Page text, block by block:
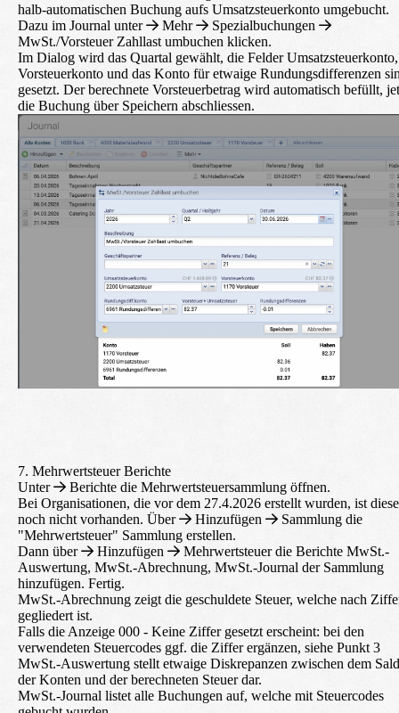
halb-automatischen Buchung aufs Umsatzsteuerkonto umgebucht.
Dazu im Journal unter
Mehr
Spezialbuchungen
MwSt./Vorsteuer Zahllast umbuchen klicken.
Im Dialog wird das Quartal gewählt, die Felder Umsatzsteuerkonto,
Vorsteuerkonto und das Konto für etwaige Rundungsdifferenzen
gesetzt. Der berechnete Vorsteuerbetrag wird automatisch befüllt,
die Buchung über Speichern abschliessen.
7. Mehrwertsteuer Berichte
Unter
Berichte die Mehrwertsteuersammlung öffnen.
Bei Organisationen, die vor dem 27.4.2026 erstellt wurden, ist diese
noch nicht vorhanden. Über
Hinzufügen Sammlung die
"Mehrwertsteuer" Sammlung erstellen.
Dann über
Hinzufügen Mehrwertsteuerdie Berichte MwSt.-
Auswertung, MwSt.-Abrechnung, MwSt.-Journal der Sammlung
hinzufügen. Fertig.
MwSt.-Abrechnung zeigt die geschuldete Steuer, welche nach
gegliedert ist.
Falls die Anzeige 000 - Keine Ziffer gesetzt erscheint: bei den
verwendeten Steuercodes ggf. die Ziffer ergänzen, siehe Punkt 3
MwSt.-Auswertung stellt etwaige Diskrepanzen zwischen dem
der Konten und der berechneten Steuer dar.
MwSt.-Journal listet alle Buchungen auf, welche mit Steuercodes